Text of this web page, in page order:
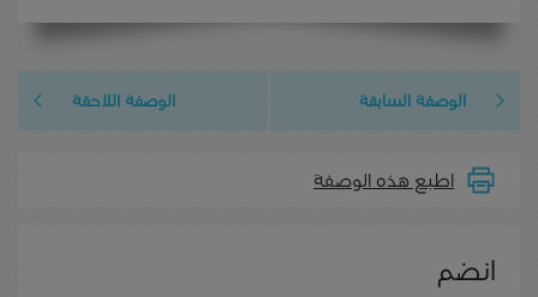
الوصفة اللاحقة الوصفة السابقة
اطبع هذه الوصفة
انضم